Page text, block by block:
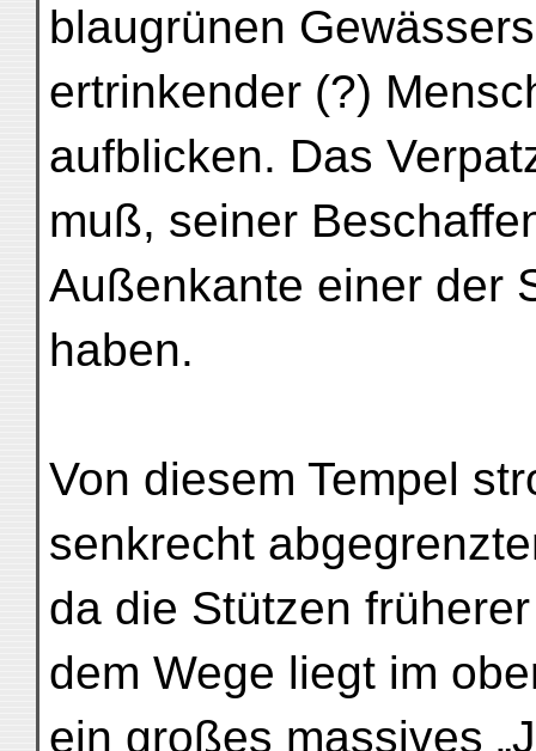
blaugrünen
ertrinkender (?)
aufblicken. Das
muß, seiner
Außenkante einer der
haben.
Von diesem Tempel
senkrecht
da die Stützen
dem Wege liegt im
ein großes massives